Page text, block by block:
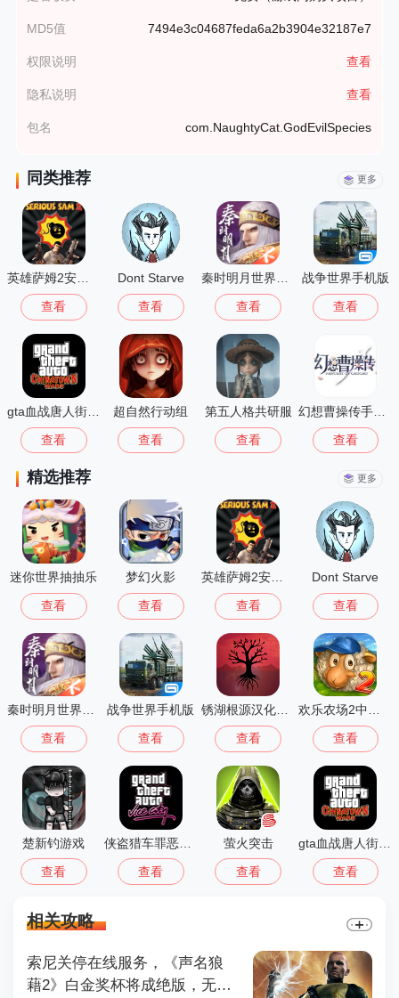
MD5值 7494e3c04687feda6a2b3904e32187e7
权限说明 查看
隐私说明 查看
包名 com.NaughtyCat.GodEvilSpecies
同类推荐 更多
英雄萨姆2安卓版
查看
Dont Starve
查看
秦时明月世界测试服
查看
战争世界手机版
查看
查看
超自然行动组
查看
第五人格共研服
查看 查看
精选推荐 更多
迷你世界抽抽乐
查看
梦幻火影
查看 查看
Dont Starve
查看
秦时明月世界测试服
查看
战争世界手机版
查看
锈湖根源汉化版 3.1.5
查看
欢乐农场2中文版
查看
楚新钓游戏
查看 查看
萤火突击
查看 查看
相关攻略
索尼关停在线服务，《声名狼
藉2》白金奖杯将成绝版，无法